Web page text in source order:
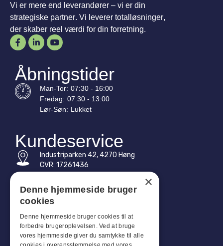
Vi er mere end leverandører – vi er din
strategiske partner. Vi leverer totalløsninger,
der skaber reel værdi for din forretning.
Åbningstider
Man-Tor: 07:30 - 16:00
Fredag: 07:30 - 13:00
Lør-Søn: Lukket
Kundeservice
Industriparken 42, 4270 Høng
CVR: 17261436
E-mail: vb@viggobendz.dk
Quicklinks
Persondatapolitik
×
Denne hjemmeside bruger
cookies
Denne hjemmeside bruger cookies til at
forbedre brugeroplevelsen. Ved at bruge
vores hjemmeside giver du samtykke til alle